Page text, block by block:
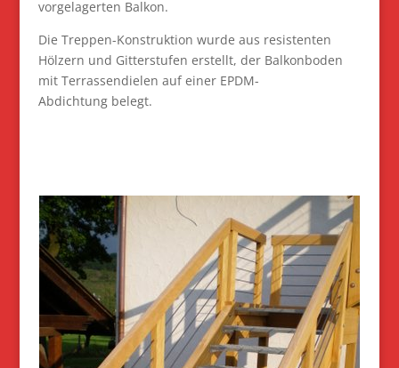
vorgelagerten Balkon.
Die Treppen-Konstruktion wurde aus resistenten
Hölzern und Gitterstufen erstellt, der Balkonboden
mit Terrassendielen auf einer EPDM-
Abdichtung belegt.